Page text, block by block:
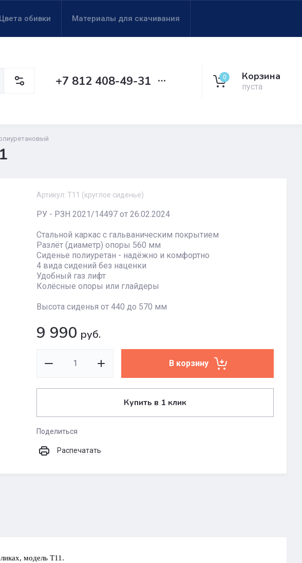
Цвета обивки Материалы для скачивания
+7 812 408-49-31 0 Корзина
пуста
Артикул: Т11 (круглое сиденье)
РУ - РЗН 2021/14497 от 26.02.2024
Стальной каркас с гальваническим покрытием
Разлёт (диаметр) опоры 560 мм
Сиденье полиуретан - надёжно и комфортно
4 вида сидений без наценки
Удобный газ лифт
Колёсные опоры или глайдеры
Высота сиденья от 440 до 570 мм
9 990 руб.
В корзину
Купить в 1 клик
Поделиться
Распечатать
модель Т11.